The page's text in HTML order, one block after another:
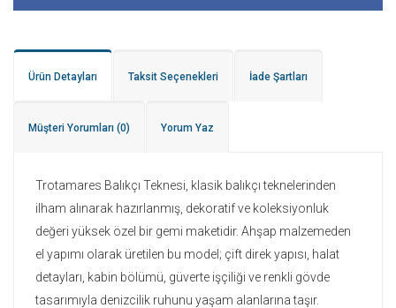
Ürün Detayları Taksit Seçenekleri İade Şartları
Müşteri Yorumları (0) Yorum Yaz
Trotamares Balıkçı Teknesi, klasik balıkçı teknelerinden
ilham alınarak hazırlanmış, dekoratif ve koleksiyonluk
değeri yüksek özel bir gemi maketidir. Ahşap malzemeden
el yapımı olarak üretilen bu model; çift direk yapısı, halat
detayları, kabin bölümü, güverte işçiliği ve renkli gövde
tasarımıyla denizcilik ruhunu yaşam alanlarına taşır.